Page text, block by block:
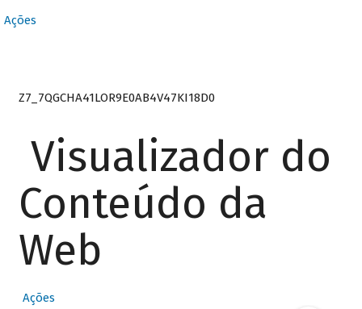
Ações
Z7_7QGCHA41LOR9E0AB4V47KI18D0
Visualizador do
Conteúdo da
Web
Ações